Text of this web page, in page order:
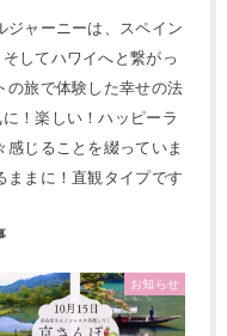
ジャーニーは、スペイン
してハワイへと繋がっ
の旅で体験した幸せの法
！楽しい！ハッピーラ
じることを綴っていま
ままに！直観タイプです
お知らせ